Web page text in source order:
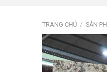
TRANG CHỦ / SẢN